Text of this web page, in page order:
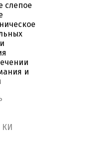
слепое
и
КИ